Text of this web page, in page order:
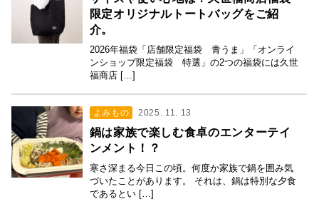
限定オリジナルトートバッグをご紹
介。
2026年福袋「店舗限定福袋 青うま」「オンライ
ンショップ限定福袋 特選」の2つの福袋には久世
福商店 […]
よみもの 2025. 11. 13
鍋は家族で楽しむ食卓のエンターテイ
ンメント！？
寒さ深まる今日この頃。何度か家族で鍋を囲み気
づいたことがあります。 それは、鍋は特別な夕食
であるとい […]